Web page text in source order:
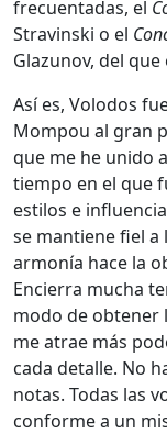
frecuentadas, el
Stravinski o el
Glazunov, del
Así es, Volodos
Mompou al gran
que me he unido
tiempo en el que
estilos e
se mantiene fiel a
armonía hace la
Encierra mucha
modo de obtener
me atrae más
cada detalle. No
notas. Todas las
conforme a un